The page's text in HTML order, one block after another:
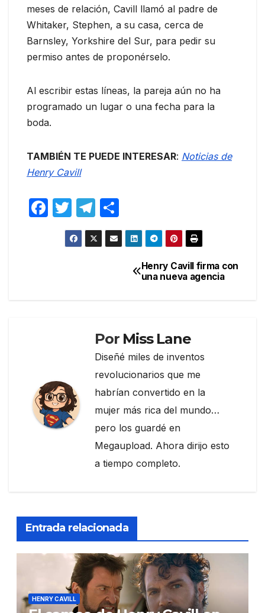
meses de relación, Cavill llamó al padre de
Whitaker, Stephen, a su casa, cerca de
Barnsley, Yorkshire del Sur, para pedir su
permiso antes de proponérselo.
Al escribir estas líneas, la pareja aún no ha
programado un lugar o una fecha para la
boda.
TAMBIÉN TE PUEDE INTERESAR: Noticias de
Henry Cavill
F
T
w
itt
T
el
e
o
m
Henry Cavill firma con
una nueva agencia
Por Miss Lane
Diseñé miles de inventos
revolucionarios que me
habrían convertido en la
mujer más rica del mundo…
pero los guardé en
Megaupload. Ahora dirijo esto
a tiempo completo.
Entrada relacionada
HENRY CAVILL